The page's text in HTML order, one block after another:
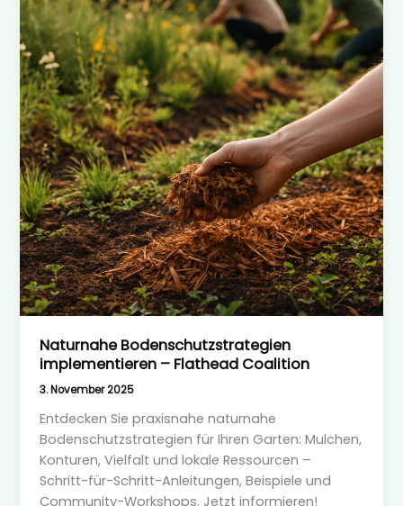
Coalition
Naturnahe Bodenschutzstrategien
implementieren – Flathead Coalition
3. November 2025
Entdecken Sie praxisnahe naturnahe
Bodenschutzstrategien für Ihren Garten: Mulchen,
Konturen, Vielfalt und lokale Ressourcen –
Schritt-für-Schritt-Anleitungen, Beispiele und
Community-Workshops. Jetzt informieren!